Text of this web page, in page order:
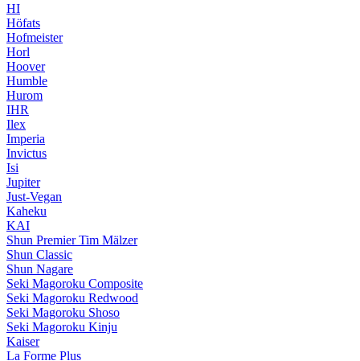
HI
Höfats
Hofmeister
Horl
Hoover
Humble
Hurom
IHR
Ilex
Imperia
Invictus
Isi
Jupiter
Just-Vegan
Kaheku
KAI
Shun Premier Tim Mälzer
Shun Classic
Shun Nagare
Seki Magoroku Composite
Seki Magoroku Redwood
Seki Magoroku Shoso
Seki Magoroku Kinju
Kaiser
La Forme Plus